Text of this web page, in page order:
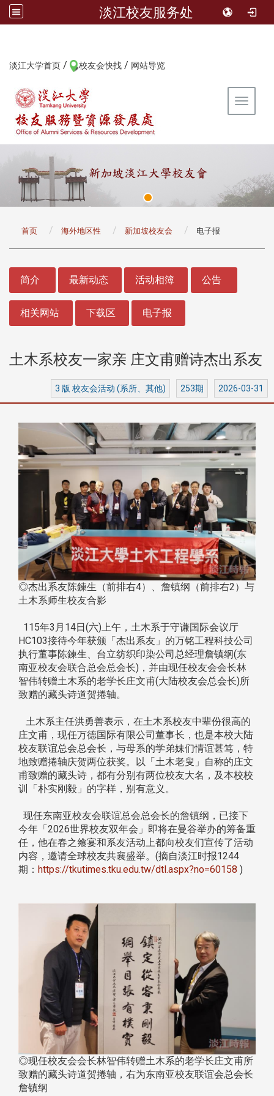
淡江校友服务处
淡江大学首页 / 校友会快找 / 网站导览
Toggle
首页 海外地区性 新加坡校友会 电子报
简介 最新动态 活动相簿 公告
相关网站 下载区 电子报
土木系校友一家亲 庄文甫赠诗杰出系友
3 版 校友会活动 (系所、其他) 253期 2026-03-31
◎杰出系友陈鍊生（前排右4）、詹镇纲（前排右2）与
土木系师生校友合影
115年3月14日(六)上午，土木系于守谦国际会议厅
HC103接待今年获颁「杰出系友」的万铭工程科技公司
执行董事陈鍊生、台立纺织印染公司总经理詹镇纲(东
南亚校友会联合总会总会长)，并由现任校友会会长林
智伟转赠土木系的老学长庄文甫(大陆校友会总会长)所
致赠的藏头诗道贺捲轴。
土木系主任洪勇善表示，在土木系校友中辈份很高的
庄文甫，现任万德国际有限公司董事长，也是本校大陆
校友联谊总会总会长，与母系的学弟妹们情谊甚笃，特
地致赠捲轴庆贺两位获奖。以「土木老叟」自称的庄文
甫致赠的藏头诗，都有分别有两位校友大名，及本校校
训「朴实刚毅」的字样，别有意义。
现任东南亚校友会联谊总会总会长的詹镇纲，已接下
今年「2026世界校友双年会」即将在曼谷举办的筹备重
任，他在春之飨宴和系友活动上都向校友们宣传了活动
内容，邀请全球校友共襄盛举。(摘自淡江时报1244
期： https://tkutimes.tku.edu.tw/dtl.aspx?no=60158 )
◎现任校友会会长林智伟转赠土木系的老学长庄文甫所
致赠的藏头诗道贺捲轴，右为东南亚校友联谊会总会长
詹镇纲